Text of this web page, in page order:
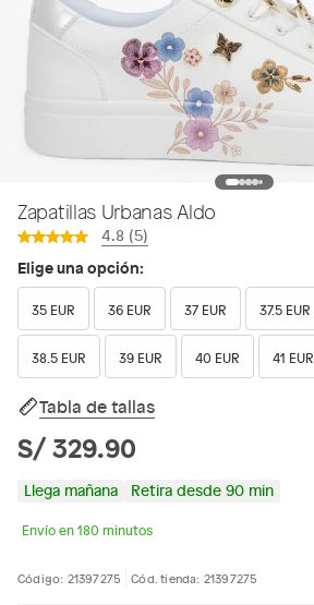
Zapatillas Urbanas Aldo
4.8 (5)
Elige una opción:
35 EUR 36 EUR 37 EUR 37.5 EUR
38.5 EUR 39 EUR 40 EUR 41 EUR
Tabla de tallas
S/ 329.90
Llega mañana Retira desde 90 min
Envío en 180 minutos
Código: 21397275 Cód. tienda: 21397275